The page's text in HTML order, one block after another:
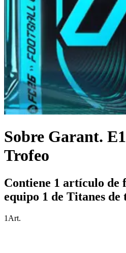
Sobre Garant.
Trofeo
Contiene 1 artículo de
equipo 1 de Titanes de
1 Art.